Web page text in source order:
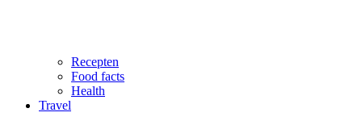
Recepten
Food facts
Health
Travel